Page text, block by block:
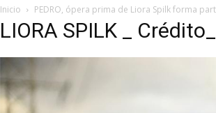
Inicio PEDRO, ópera prima de Liora Spilk forma
LIORA SPILK _